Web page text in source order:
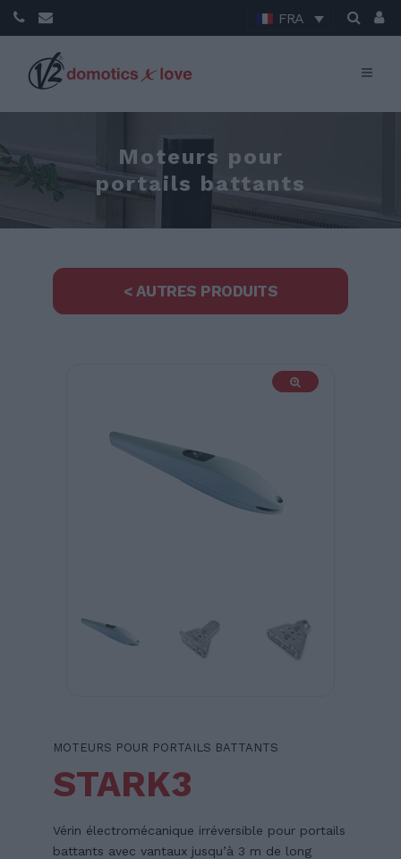
FRA
Moteurs pour
portails battants
< AUTRES PRODUITS
MOTEURS POUR PORTAILS BATTANTS
STARK3
Vérin électromécanique irréversible pour portails
battants avec vantaux jusqu’à 3 m de long